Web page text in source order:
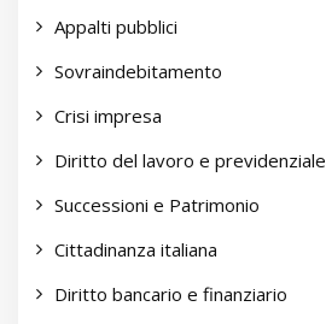
Appalti pubblici
Sovraindebitamento
Crisi impresa
Diritto del lavoro e previdenziale
Successioni e Patrimonio
Cittadinanza italiana
Diritto bancario e finanziario